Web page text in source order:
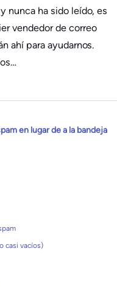
nunca ha sido leído, es
vendedor de correo
ahí para ayudarnos.
en lugar de a la bandeja
casi vacíos)